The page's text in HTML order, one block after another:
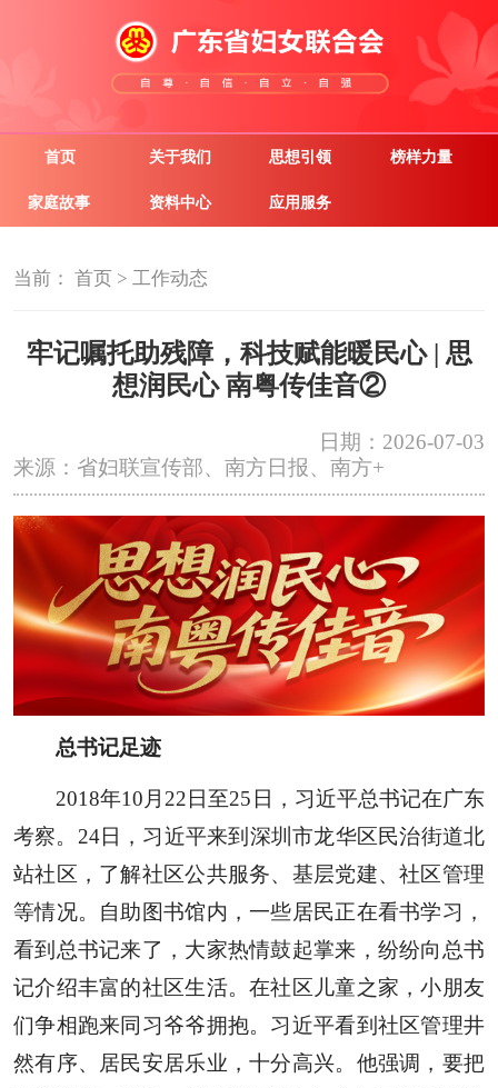
首页 关于我们 思想引领 榜样力量
家庭故事 资料中心 应用服务
当前： 首页> 工作动态
牢记嘱托助残障，科技赋能暖民心 | 思
想润民心 南粤传佳音②
日期：2026-07-03
来源：省妇联宣传部、南方日报、南方+
总书记足迹
2018年10月22日至25日，习近平总书记在广东
考察。24日，习近平来到深圳市龙华区民治街道北
站社区，了解社区公共服务、基层党建、社区管理
等情况。自助图书馆内，一些居民正在看书学习，
看到总书记来了，大家热情鼓起掌来，纷纷向总书
记介绍丰富的社区生活。在社区儿童之家，小朋友
们争相跑来同习爷爷拥抱。习近平看到社区管理井
然有序、居民安居乐业，十分高兴。他强调，要把